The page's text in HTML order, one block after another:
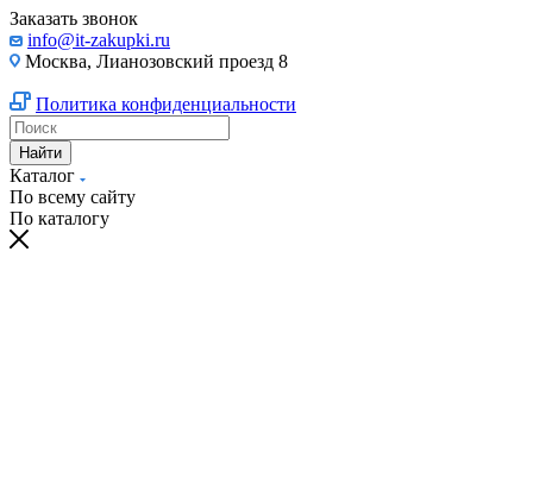
Заказать звонок
info@it-zakupki.ru
Москва, Лианозовский проезд 8
Политика конфиденциальности
Найти
Каталог
По всему сайту
По каталогу